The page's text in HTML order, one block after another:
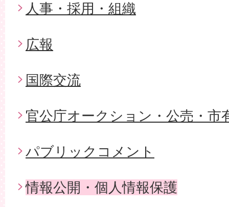
人事・採用・組織
広報
国際交流
官公庁オークション・公売・市
パブリックコメント
情報公開・個人情報保護